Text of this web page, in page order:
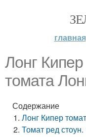
главная
Лонг
томата
Содержание
Лонг Кипер
Томат ред